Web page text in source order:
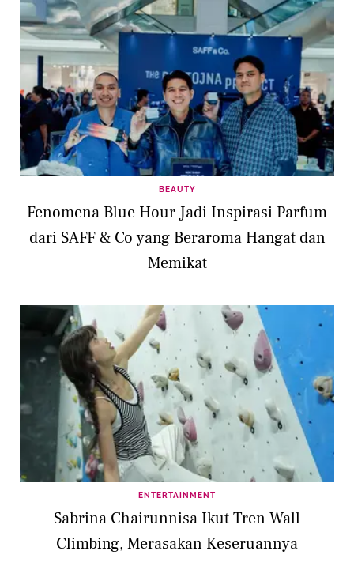
BEAUTY
Fenomena Blue Hour Jadi Inspirasi Parfum
dari SAFF & Co yang Beraroma Hangat dan
Memikat
ENTERTAINMENT
Sabrina Chairunnisa Ikut Tren Wall
Climbing, Merasakan Keseruannya